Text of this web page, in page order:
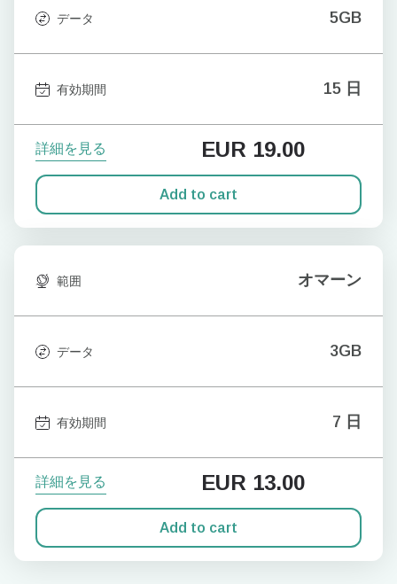
データ 5GB
有効期間 15 日
詳細を見る EUR 19.00
Add to cart
範囲 オマーン
データ 3GB
有効期間 7 日
詳細を見る EUR 13.00
Add to cart